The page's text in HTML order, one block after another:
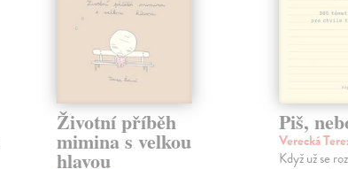
Životní příběh
mimina s velkou
hlavou
Piš,
Verecká
Když už se